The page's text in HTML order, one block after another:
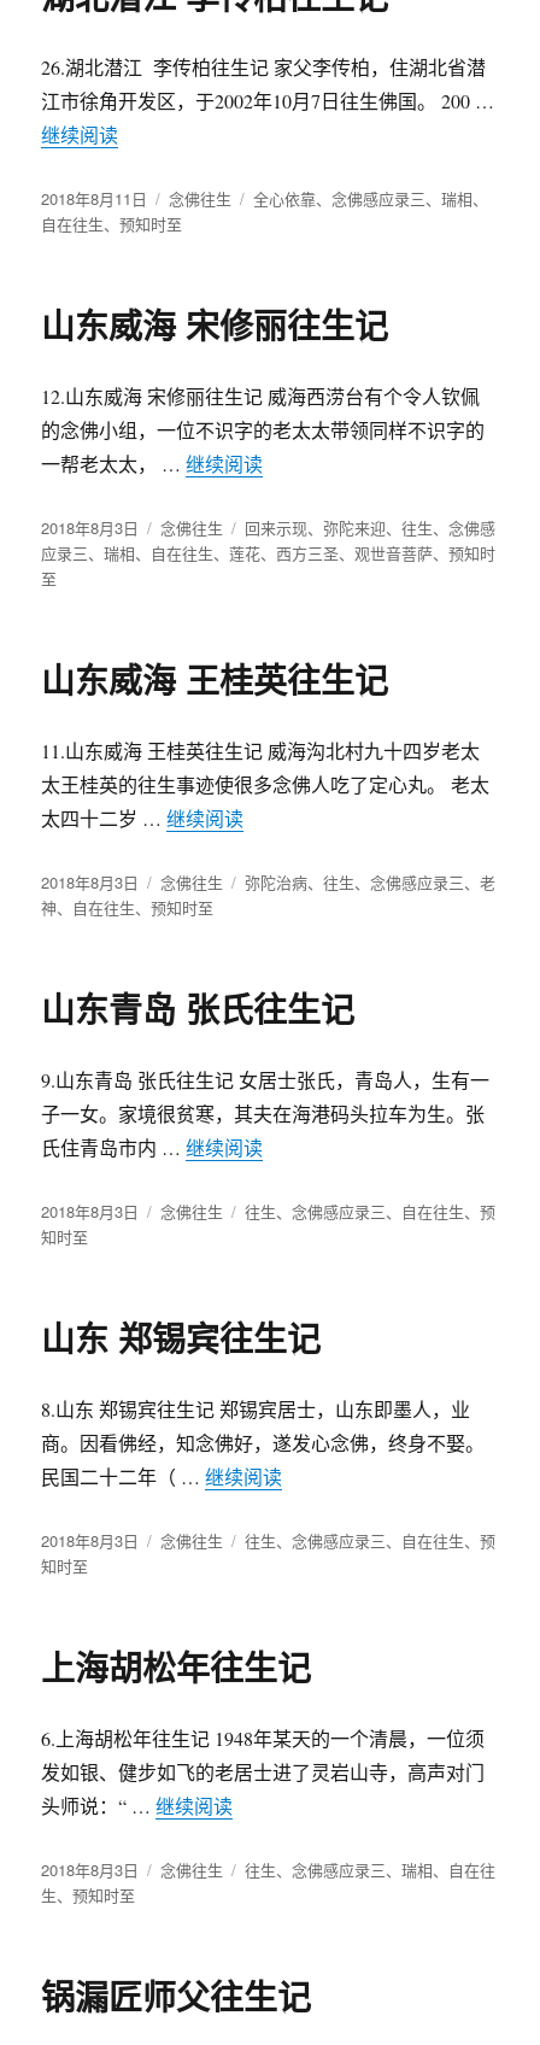
26.湖北潜江 李传柏往生记 家父李传柏，住湖北省潜
江市徐角开发区，于2002年10月7日往生佛国。 200 …
继续阅读
发
布
2018年8月11日
分
类
念佛往生
标
全心依靠、念佛感应录三、瑞相、
自在往生、预知时至
山东威海 宋修丽往生记
12.山东威海 宋修丽往生记 威海西涝台有个令人钦佩
的念佛小组，一位不识字的老太太带领同样不识字的
一帮老太太， …继续阅读
发
布
于
2018年8月3日
分
类
念佛往生
标
签
回来示现、弥陀来迎、往生、念佛感
应录三、瑞相、 自在往生、莲花、西方三圣、观世音菩萨、预知时
至
山东威海 王桂英往生记
11.山东威海 王桂英往生记 威海沟北村九十四岁老太
太王桂英的往生事迹使很多念佛人吃了定心丸。 老太
太四十二岁 …继续阅读
发
布
2018年8月3日
分
类
念佛往生
标
弥陀治病、往生、念佛感应录三、老
神、 自在往生、预知时至
山东青岛 张氏往生记
9.山东青岛 张氏往生记 女居士张氏，青岛人，生有一
子一女。家境很贫寒，其夫在海港码头拉车为生。张
氏住青岛市内 …继续阅读
发
布
2018年8月3日
分
念佛往生
标
往生、念佛感应录三、 自在往生、预
知时至
山东 郑锡宾往生记
8.山东 郑锡宾往生记 郑锡宾居士，山东即墨人，业
商。因看佛经，知念佛好，遂发心念佛，终身不娶。
民国二十二年（ …继续阅读
发
布
2018年8月3日
分
念佛往生
标
往生、念佛感应录三、 自在往生、预
知时至
上海胡松年往生记
6.上海胡松年往生记 1948年某天的一个清晨，一位须
发如银、健步如飞的老居士进了灵岩山寺，高声对门
头师说：“ …继续阅读
发
布
2018年8月3日
分
念佛往生
标
往生、念佛感应录三、瑞相、 自在往
生、预知时至
锅漏匠师父往生记